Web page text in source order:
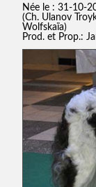
Née le : 31-10-
(Ch. Ulanov
Wolfskaïa)
Prod. et Prop.: